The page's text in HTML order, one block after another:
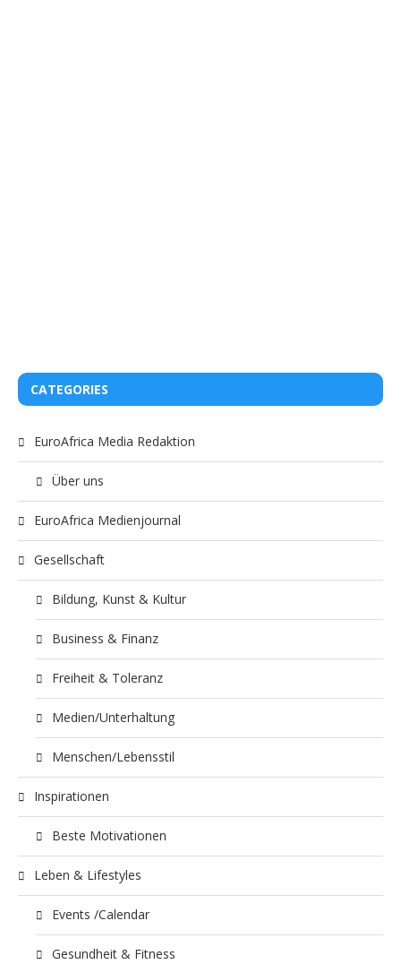
CATEGORIES
EuroAfrica Media Redaktion
Über uns
EuroAfrica Medienjournal
Gesellschaft
Bildung, Kunst & Kultur
Business & Finanz
Freiheit & Toleranz
Medien/Unterhaltung
Menschen/Lebensstil
Inspirationen
Beste Motivationen
Leben & Lifestyles
Events /Calendar
Gesundheit & Fitness